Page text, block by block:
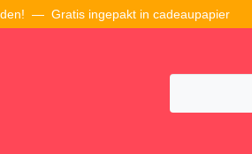
— Gratis ingepakt in cadeaupapier